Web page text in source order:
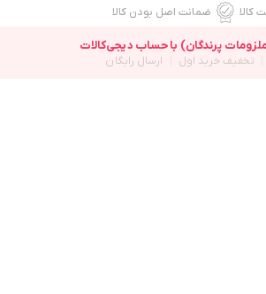
ضمانت اصل بودن کالا